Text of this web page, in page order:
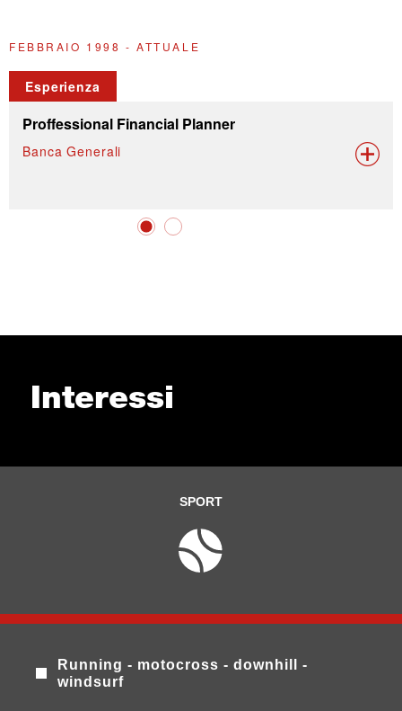
FEBBRAIO 1998 - ATTUALE
Esperienza
Proffessional Financial Planner
Banca Generali
Interessi
SPORT
Running - motocross - downhill -
windsurf